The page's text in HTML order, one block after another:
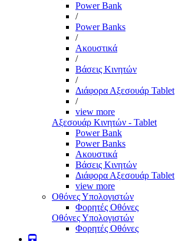
Power Bank
/
Power Banks
/
Ακουστικά
/
Βάσεις Κινητών
/
Διάφορα Αξεσουάρ Tablet
/
view more
Αξεσουάρ Κινητών - Tablet
Power Bank
Power Banks
Ακουστικά
Βάσεις Κινητών
Διάφορα Αξεσουάρ Tablet
view more
Οθόνες Υπολογιστών
Φορητές Οθόνες
Οθόνες Υπολογιστών
Φορητές Οθόνες